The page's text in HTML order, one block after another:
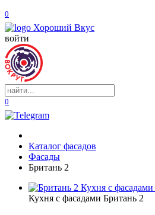
0
войти
0
Каталог фасадов
Фасады
Британь 2
Кухня с фасадами Британь 2